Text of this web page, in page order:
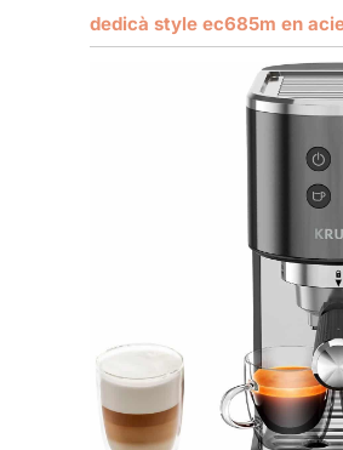
dedicà style ec685m en